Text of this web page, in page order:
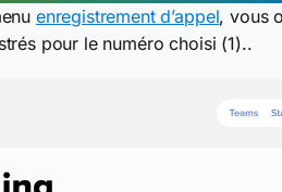
enregistrement d’appel, vous
pour le numéro choisi (1)..